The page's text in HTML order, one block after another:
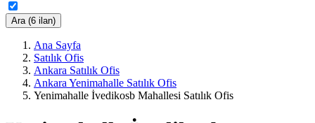
Ara (6 ilan)
Ana Sayfa
Satılık Ofis
Ankara Satılık Ofis
Ankara Yenimahalle Satılık Ofis
Yenimahalle İvedikosb Mahallesi Satılık Ofis